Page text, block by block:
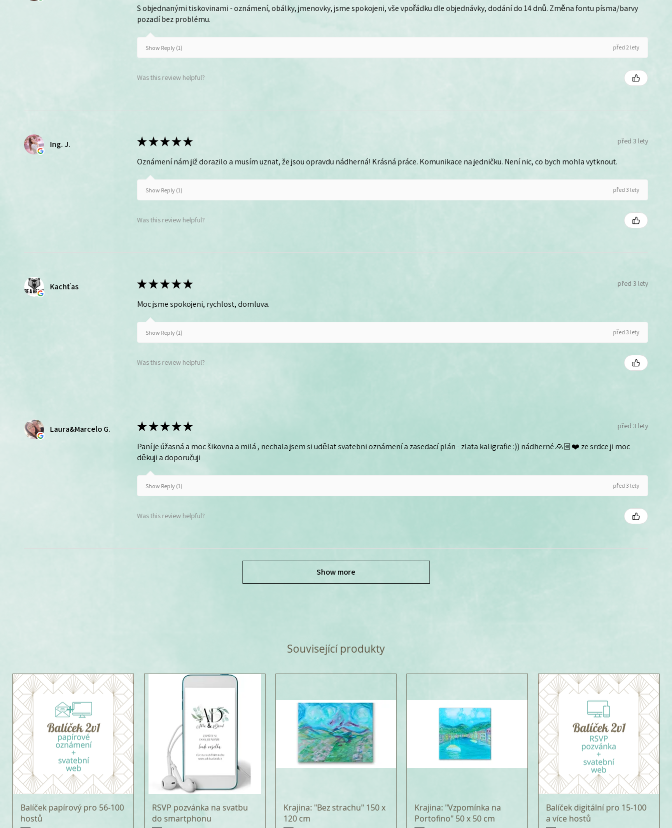
S objednanými tiskovinami - oznámení, obálky, jmenovky, jsme spokojeni, vše vpořádku dle objednávky, dodání do 14 dnů. Změna fontu písma/barvy
pozadí bez problému.
Show Reply (1) před 2 lety
Was this review helpful?
Ing. J. ★★★★★ před 3 lety
Oznámení nám již dorazilo a musím uznat, že jsou opravdu nádherná! Krásná práce. Komunikace na jedničku. Není nic, co bych mohla vytknout.
Show Reply (1) před 3 lety
Was this review helpful?
Kachťas ★★★★★ před 3 lety
Moc jsme spokojeni, rychlost, domluva.
Show Reply (1) před 3 lety
Was this review helpful?
Laura&Marcelo G. ★★★★★ před 3 lety
Paní je úžasná a moc šikovna a milá , nechala jsem si udělat svatebni oznámení a zasedací plán - zlata kaligrafie :)) nádherné 🙏🏻❤️ ze srdce ji moc
děkuji a doporučuji
Show Reply (1) před 3 lety
Was this review helpful?
Show more
Související produkty
Balíček papírový pro 56-100
hostů
RSVP pozvánka na svatbu
do smartphonu
Krajina: "Bez strachu" 150 x
120 cm
Krajina: "Vzpomínka na
Portofino" 50 x 50 cm
Balíček digitální pro 15-100
a více hostů